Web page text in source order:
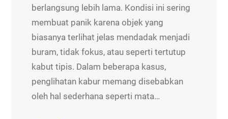
berlangsung lebih lama. Kondisi ini sering
membuat panik karena objek yang
biasanya terlihat jelas mendadak menjadi
buram, tidak fokus, atau seperti tertutup
kabut tipis. Dalam beberapa kasus,
penglihatan kabur memang disebabkan
oleh hal sederhana seperti mata…